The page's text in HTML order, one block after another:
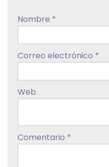
Nombre *
Correo electrónico *
Web
Comentario *